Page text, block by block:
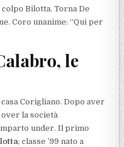
colpo Bilotta. Torna De
Coro unanime: “Qui per
le
Corigliano. Dopo aver
la società
under. Il primo
; classe ’99 nato a